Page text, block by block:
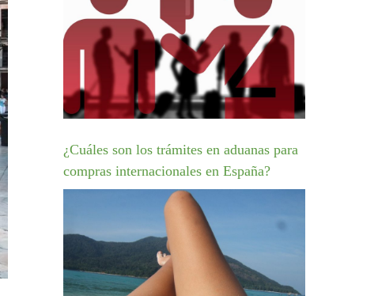
¿Cuáles son los trámites en aduanas para
compras internacionales en España?